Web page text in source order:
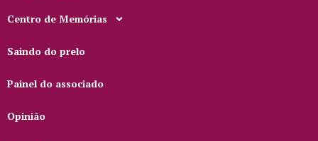
Centro de Memórias
Saindo do prelo
Painel do associado
Opinião